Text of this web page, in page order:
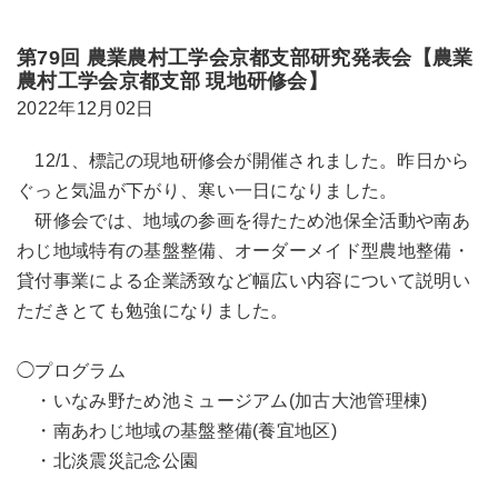
第79回 農業農村工学会京都支部研究発表会【農業
農村工学会京都支部 現地研修会】
2022年12月02日
12/1、標記の現地研修会が開催されました。昨日から
ぐっと気温が下がり、寒い一日になりました。
研修会では、地域の参画を得たため池保全活動や南あ
わじ地域特有の基盤整備、オーダーメイド型農地整備・
貸付事業による企業誘致など幅広い内容について説明い
ただきとても勉強になりました。
◯プログラム
・いなみ野ため池ミュージアム(加古大池管理棟)
・南あわじ地域の基盤整備(養宜地区)
・北淡震災記念公園